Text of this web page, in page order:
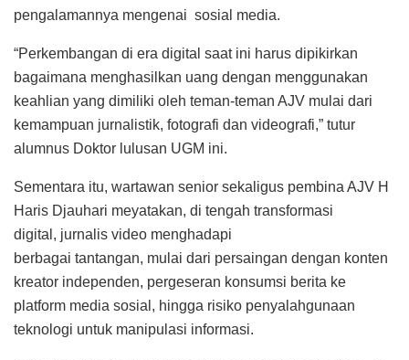
pengalamannya mengenai sosial media.
“Perkembangan di era digital saat ini harus dipikirkan
bagaimana menghasilkan uang dengan menggunakan
keahlian yang dimiliki oleh teman-teman AJV mulai dari
kemampuan jurnalistik, fotografi dan videografi,” tutur
alumnus Doktor lulusan UGM ini.
Sementara itu, wartawan senior sekaligus pembina AJV H
Haris Djauhari meyatakan, di tengah transformasi
digital, jurnalis video menghadapi
berbagai tantangan, mulai dari persaingan dengan konten
kreator independen, pergeseran konsumsi berita ke
platform media sosial, hingga risiko penyalahgunaan
teknologi untuk manipulasi informasi.